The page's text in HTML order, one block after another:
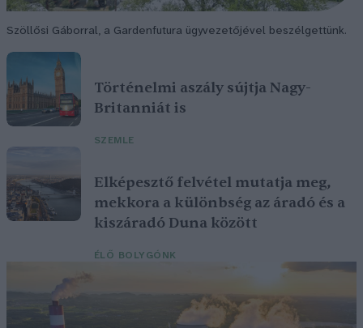
Szöllősi Gáborral, a Gardenfutura ügyvezetőjével beszélgettünk.
Történelmi aszály sújtja Nagy-
Britanniát is
SZEMLE
Elképesztő felvétel mutatja meg,
mekkora a különbség az áradó és a
kiszáradó Duna között
ÉLŐ BOLYGÓNK